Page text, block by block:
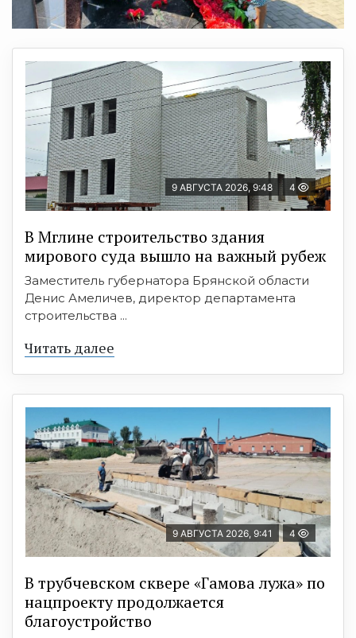
9 АВГУСТА 2026, 9:48 4
В Мглине строительство здания
мирового суда вышло на важный рубеж
Заместитель губернатора Брянской области
Денис Амеличев, директор департамента
строительства ...
Читать далее
9 АВГУСТА 2026, 9:41 4
В трубчевском сквере «Гамова лужа» по
нацпроекту продолжается
благоустройство